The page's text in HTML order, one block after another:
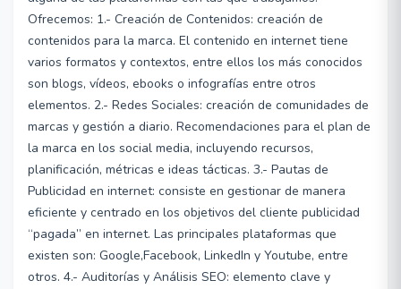
Ofrecemos: 1.- Creación de Contenidos: creación de
contenidos para la marca. El contenido en internet tiene
varios formatos y contextos, entre ellos los más conocidos
son blogs, vídeos, ebooks o infografías entre otros
elementos. 2.- Redes Sociales: creación de comunidades de
marcas y gestión a diario. Recomendaciones para el plan de
la marca en los social media, incluyendo recursos,
planificación, métricas e ideas tácticas. 3.- Pautas de
Publicidad en internet: consiste en gestionar de manera
eficiente y centrado en los objetivos del cliente publicidad
“pagada” en internet. Las principales plataformas que
existen son: Google,Facebook, LinkedIn y Youtube, entre
otros. 4.- Auditorías y Análisis SEO: elemento clave y